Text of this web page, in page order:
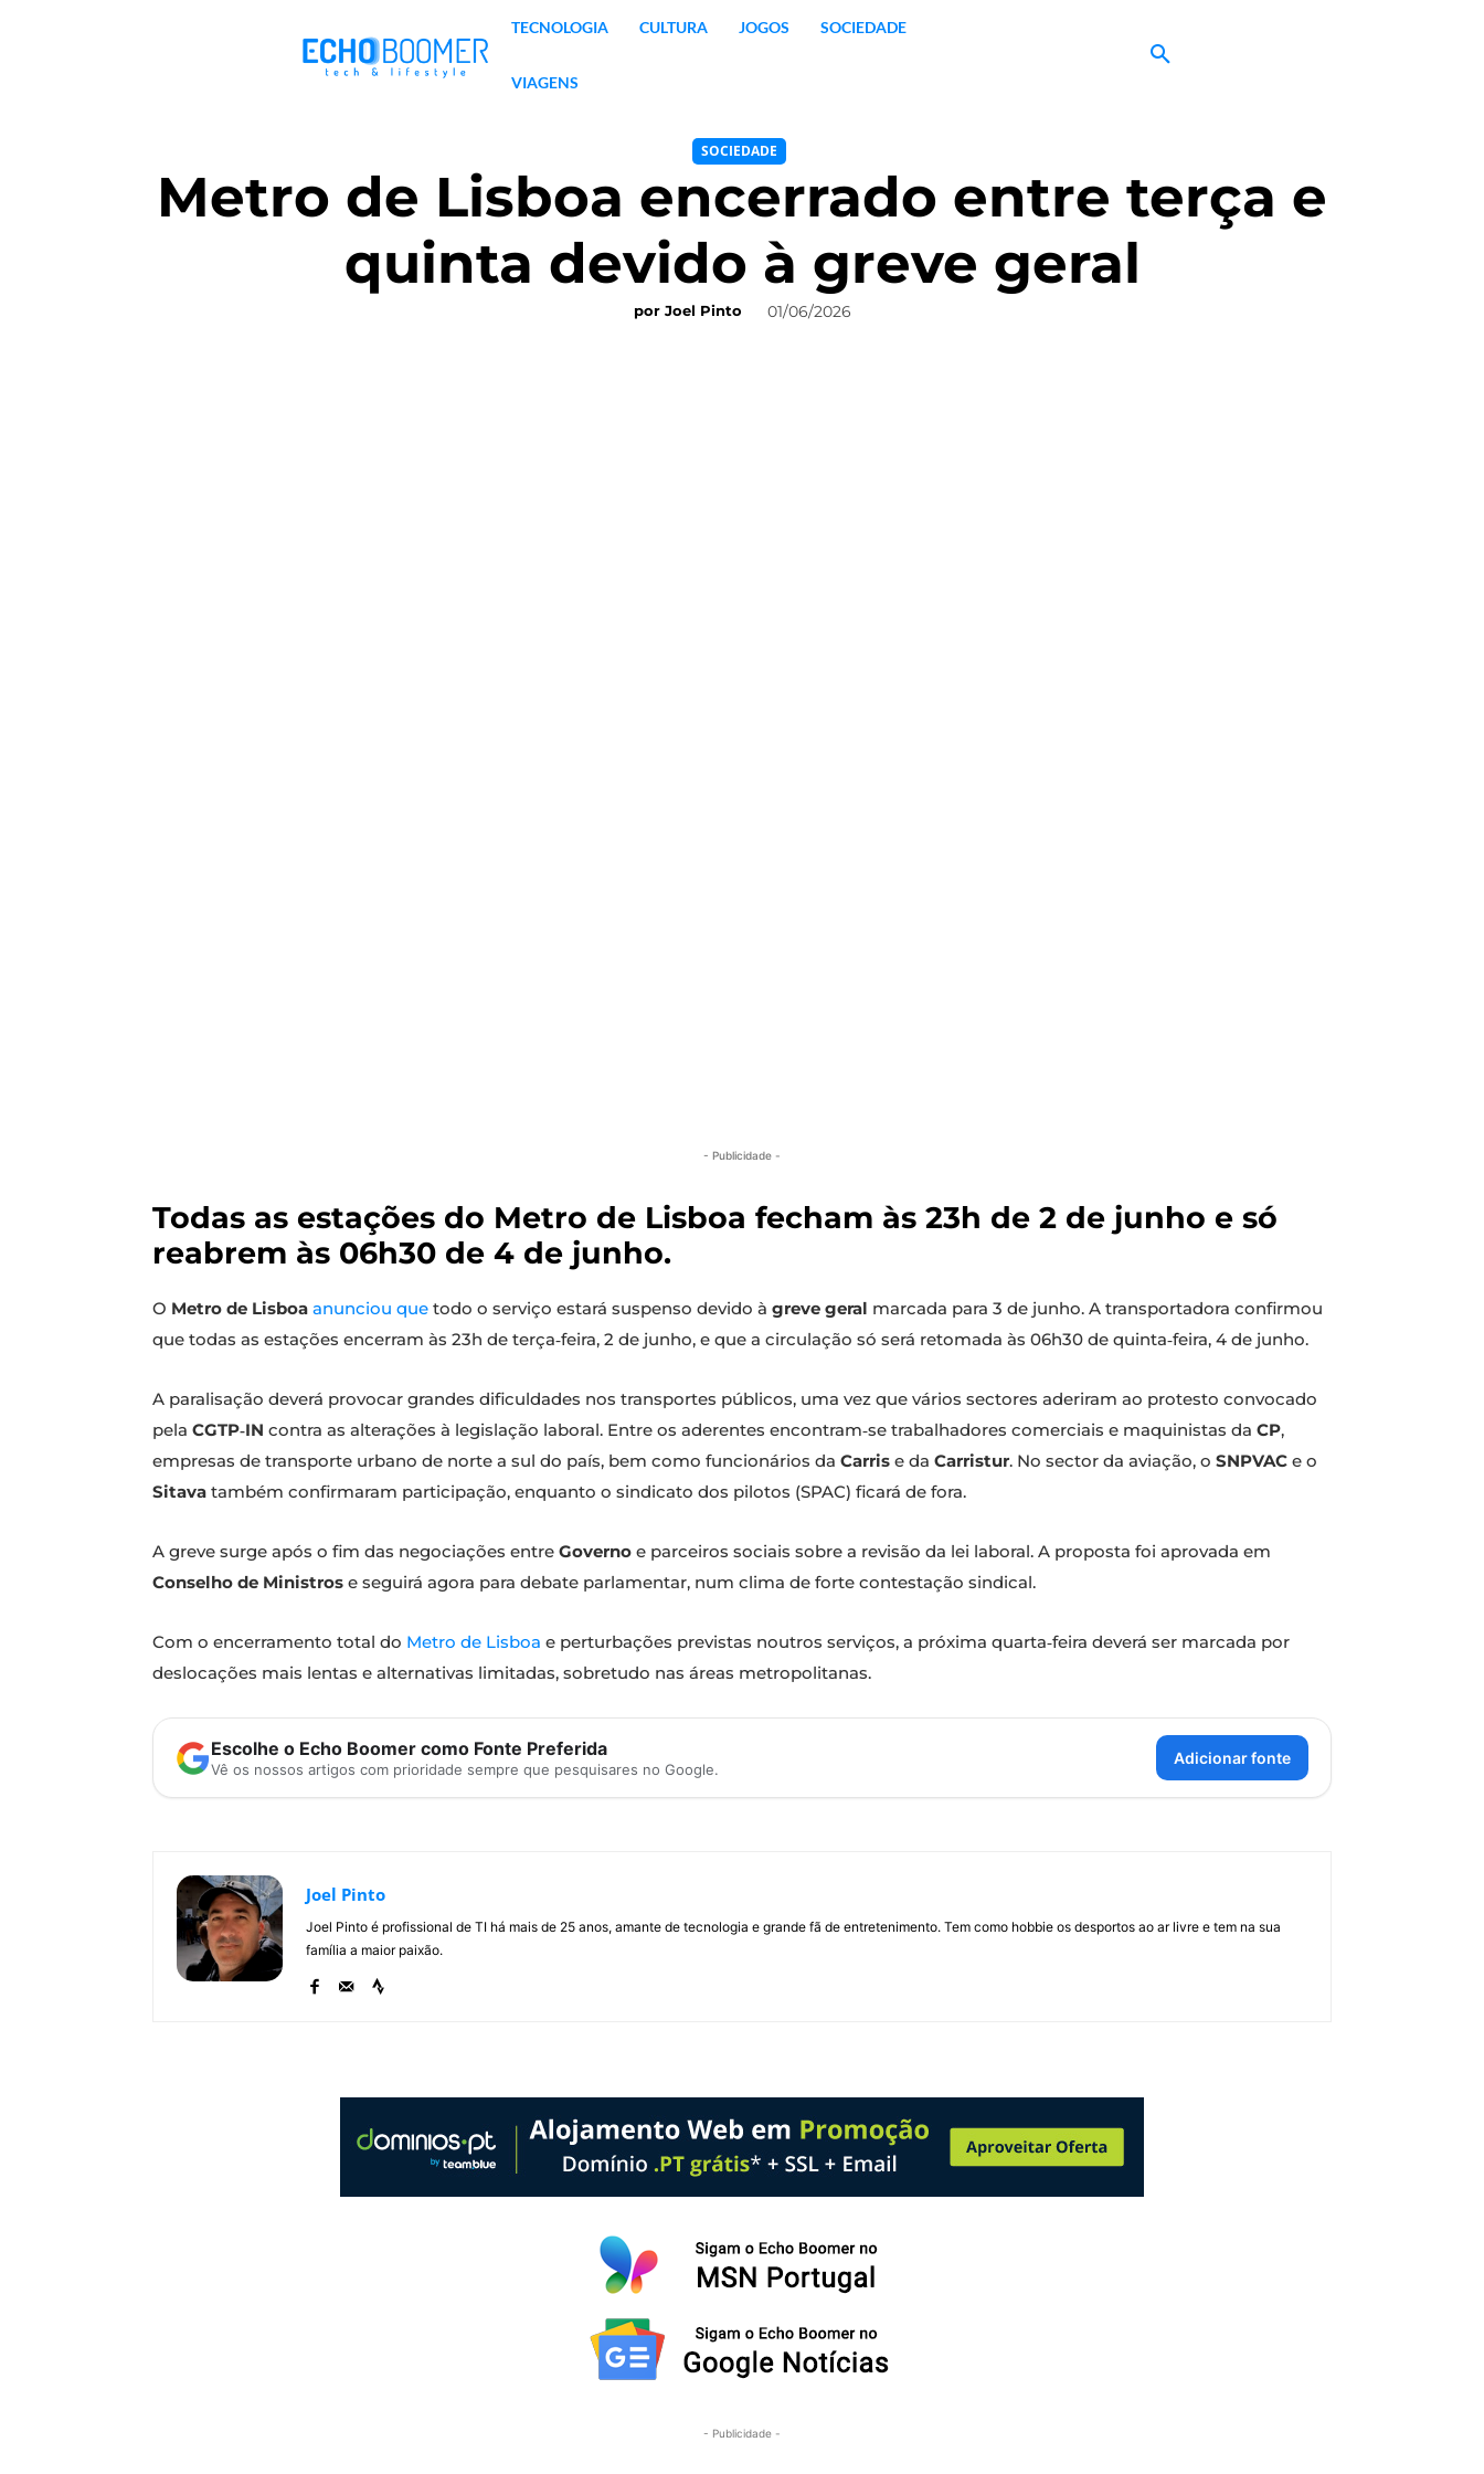
TECNOLOGIA CULTURA JOGOS SOCIEDADE
VIAGENS
SOCIEDADE
Metro de Lisboa encerrado entre terça e
quinta devido à greve geral
por Joel Pinto 01/06/2026
- Publicidade -
Todas as estações do Metro de Lisboa fecham às 23h de 2 de junho e só
reabrem às 06h30 de 4 de junho.
O Metro de Lisboa anunciou que todo o serviço estará suspenso devido à greve geral marcada para 3 de junho. A transportadora confirmou
que todas as estações encerram às 23h de terça‑feira, 2 de junho, e que a circulação só será retomada às 06h30 de quinta‑feira, 4 de junho.
A paralisação deverá provocar grandes dificuldades nos transportes públicos, uma vez que vários sectores aderiram ao protesto convocado
pela CGTP‑IN contra as alterações à legislação laboral. Entre os aderentes encontram‑se trabalhadores comerciais e maquinistas da CP,
empresas de transporte urbano de norte a sul do país, bem como funcionários da Carris e da Carristur. No sector da aviação, o SNPVAC e o
Sitava também confirmaram participação, enquanto o sindicato dos pilotos (SPAC) ficará de fora.
A greve surge após o fim das negociações entre Governo e parceiros sociais sobre a revisão da lei laboral. A proposta foi aprovada em
Conselho de Ministros e seguirá agora para debate parlamentar, num clima de forte contestação sindical.
Com o encerramento total do Metro de Lisboa e perturbações previstas noutros serviços, a próxima quarta‑feira deverá ser marcada por
deslocações mais lentas e alternativas limitadas, sobretudo nas áreas metropolitanas.
Escolhe o Echo Boomer como Fonte Preferida
Vê os nossos artigos com prioridade sempre que pesquisares no Google.
Adicionar fonte
Joel Pinto
Joel Pinto é profissional de TI há mais de 25 anos, amante de tecnologia e grande fã de entretenimento. Tem como hobbie os desportos ao ar livre e tem na sua
família a maior paixão.
- Publicidade -